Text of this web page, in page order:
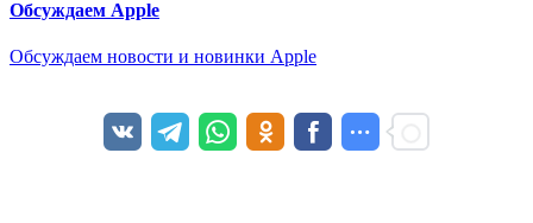
Обсуждаем Apple
Обсуждаем новости и новинки Apple